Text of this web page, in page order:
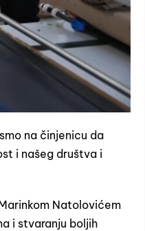
na činjenicu da
i našeg društva i
Natolovićem
i stvaranju boljih